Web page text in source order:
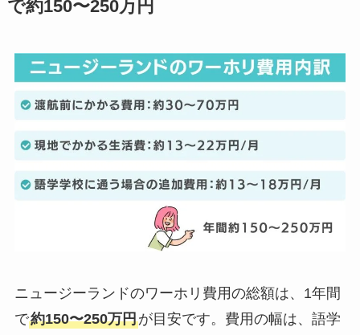
で約150〜250万円
ニュージーランドのワーホリ費用の総額は、1年間
で約150〜250万円が目安です。費用の幅は、語学